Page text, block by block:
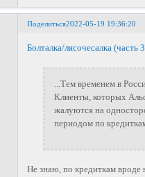
Поделиться2022-05-19 19:36:20
Болталка/лясочесалка (часть
...Тем временем в
Клиенты, которых
жалуются на
периодом по
Не знаю, по кредиткам вроде